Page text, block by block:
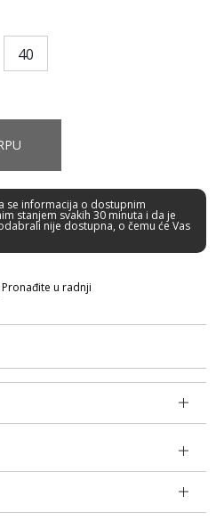
40
se informacija o dostupnim
stanjem svakih 30 minuta i da je
nije dostupna, o čemu će Vas
Pronađite u radnji